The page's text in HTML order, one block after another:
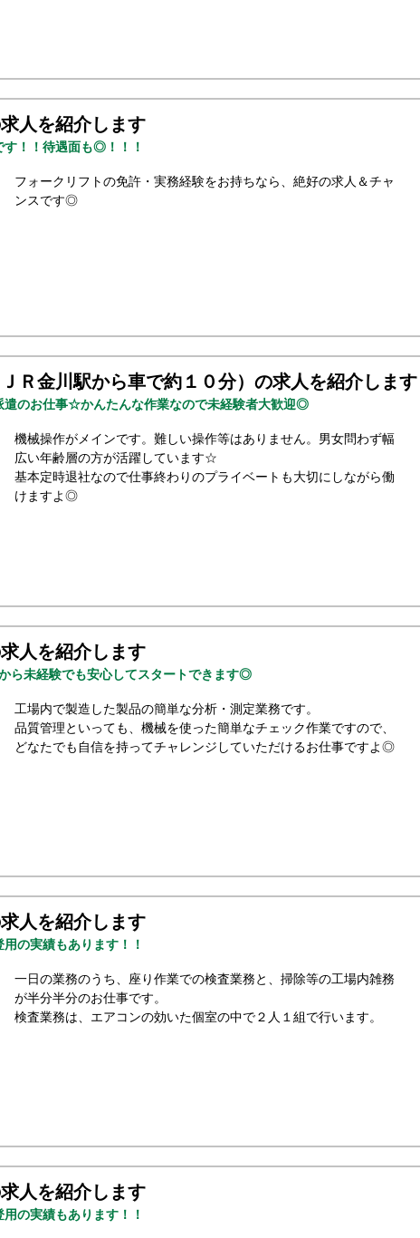
人を紹介します
！！待遇面も◎！！！
フォークリフトの免許・実務経験をお持ちなら、絶好の求人＆チャ
ンスです◎
Ｒ金川駅から車で約１０分）の求人を紹介します
遣のお仕事☆かんたんな作業なので未経験者大歓迎◎
機械操作がメインです。難しい操作等はありません。男女問わず幅
広い年齢層の方が活躍しています☆
基本定時退社なので仕事終わりのプライベートも大切にしながら働
けますよ◎
人を紹介します
ら未経験でも安心してスタートできます◎
工場内で製造した製品の簡単な分析・測定業務です。
品質管理といっても、機械を使った簡単なチェック作業ですので、
どなたでも自信を持ってチャレンジしていただけるお仕事ですよ◎
人を紹介します
の実績もあります！！
一日の業務のうち、座り作業での検査業務と、掃除等の工場内雑務
が半分半分のお仕事です。
検査業務は、エアコンの効いた個室の中で２人１組で行います。
人を紹介します
の実績もあります！！